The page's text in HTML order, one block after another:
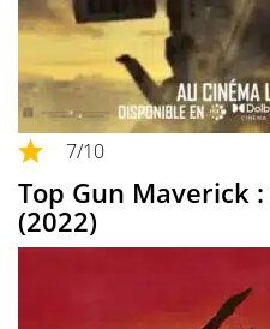
7/10
Top Gun Maverick
(2022)